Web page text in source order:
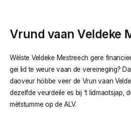
Vrund vaan Veldeke
Wèlste Veldeke Mestreech gere
gei lid te weure vaan de vereineging?
daoveur höbbe veer de Vrun vaan
dezelfde veurdeile es bij ‘t lidmaotsjap,
mètstumme op de ALV.